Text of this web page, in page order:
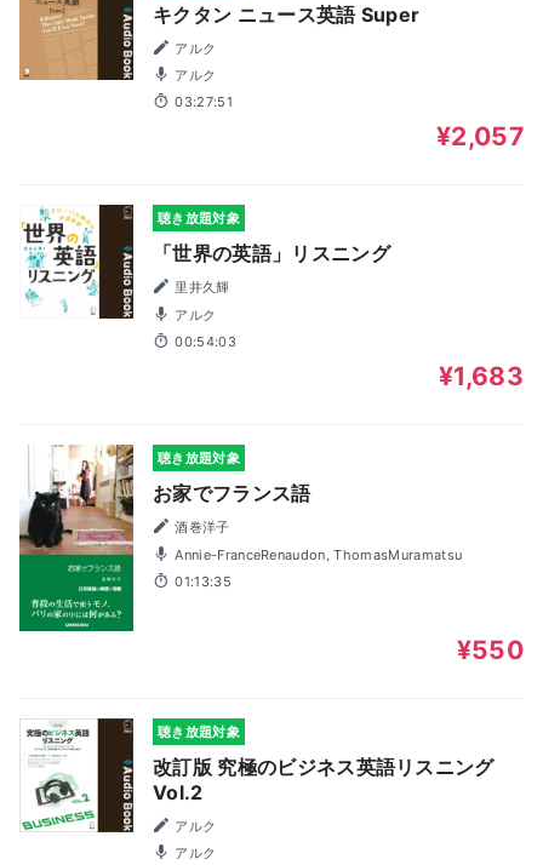
キクタン ニュース英語 Super
アルク
アルク
03:27:51
¥2,057
聴き放題対象
「世界の英語」リスニング
里井久輝
アルク
00:54:03
¥1,683
聴き放題対象
お家でフランス語
酒巻洋子
Annie-FranceRenaudon, ThomasMuramatsu
01:13:35
¥550
聴き放題対象
改訂版 究極のビジネス英語リスニング
Vol.2
アルク
アルク